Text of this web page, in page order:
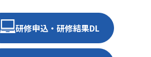
研修申込・研修結果DL